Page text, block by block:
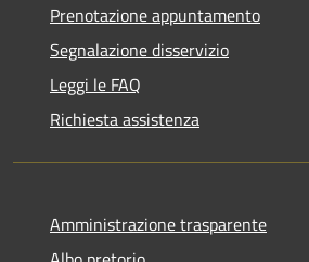
Prenotazione appuntamento
Segnalazione disservizio
Leggi le FAQ
Richiesta assistenza
Amministrazione trasparente